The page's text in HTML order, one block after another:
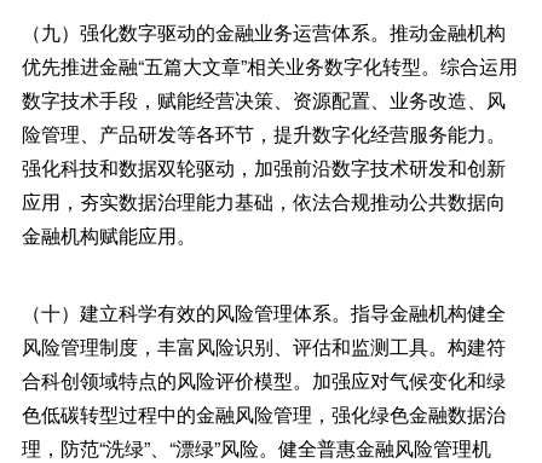
（九）强化数字驱动的金融业务运营体系。推动金融机构
优先推进金融“五篇大文章”相关业务数字化转型。综合运用
数字技术手段，赋能经营决策、资源配置、业务改造、风
险管理、产品研发等各环节，提升数字化经营服务能力。
强化科技和数据双轮驱动，加强前沿数字技术研发和创新
应用，夯实数据治理能力基础，依法合规推动公共数据向
金融机构赋能应用。
（十）建立科学有效的风险管理体系。指导金融机构健全
风险管理制度，丰富风险识别、评估和监测工具。构建符
合科创领域特点的风险评价模型。加强应对气候变化和绿
色低碳转型过程中的金融风险管理，强化绿色金融数据治
理，防范“洗绿”、“漂绿”风险。健全普惠金融风险管理机